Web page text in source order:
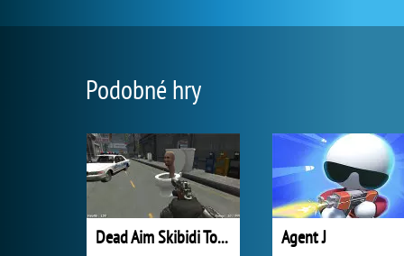
Podobné hry
Dead Aim Skibidi Toilets Attack Agent J